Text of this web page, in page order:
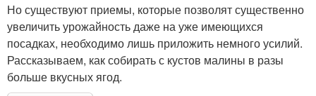
Но существуют приемы, которые позволят существенно
увеличить урожайность даже на уже имеющихся
посадках, необходимо лишь приложить немного усилий.
Рассказываем, как собирать с кустов малины в разы
больше вкусных ягод.